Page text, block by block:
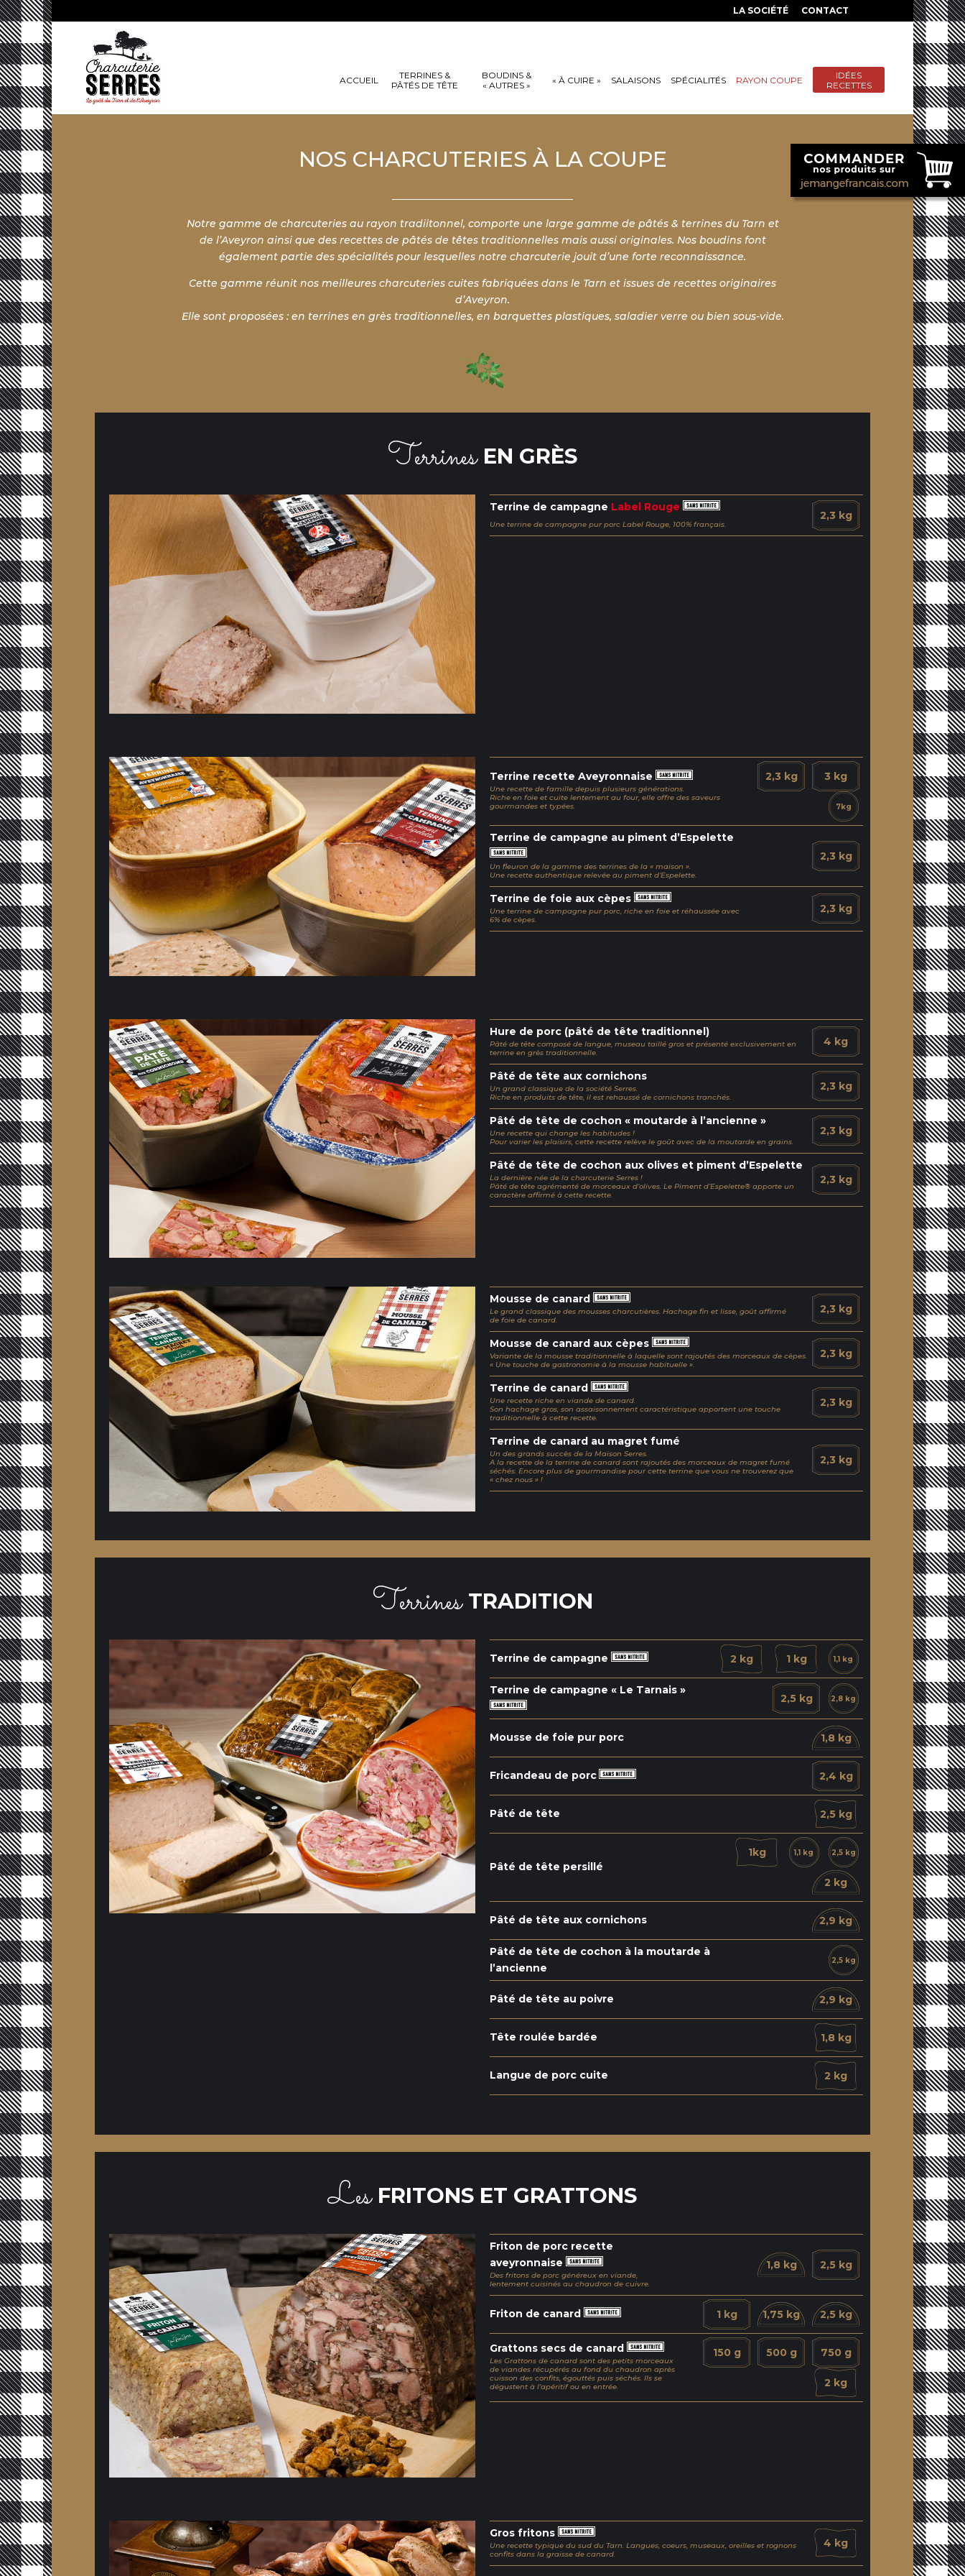
LA SOCIÉTÉ CONTACT
ACCUEIL
TERRINES &
PÂTÉS DE TÊTE
BOUDINS &
« AUTRES »
« À CUIRE » SALAISONS SPÉCIALITÉS RAYON COUPE
IDÉES
RECETTES
NOS CHARCUTERIES À LA COUPE
Notre gamme de charcuteries au rayon tradiitonnel, comporte une large gamme de pâtés & terrines du Tarn et
de l’Aveyron ainsi que des recettes de pâtés de têtes traditionnelles mais aussi originales. Nosboudins font
également partie des spécialités pour lesquelles notre charcuterie jouit d’une forte reconnaissance.
Cette gamme réunit nos meilleures charcuteries cuites fabriquées dans le Tarn et issues de recettes originaires
d’Aveyron.
Elle sont proposées : en terrines en grès traditionnelles, en barquettes plastiques, saladier verre ou bien sous-vide.
Terrines EN GRÈS
Terrine de campagne Label Rouge
Une terrine de campagne pur porc Label Rouge, 100% français.
2,3 kg
Terrine recette Aveyronnaise
Une recette de famille depuis plusieurs générations.
Riche en foie et cuite lentement au four, elle offre des saveurs
gourmandes et typées.
2,3 kg 3 kg
7kg
Terrine de campagne au piment d’Espelette
Un fleuron de la gamme des terrines de la « maison ».
Une recette authentique relevée au piment d’Espelette.
2,3 kg
Terrine de foie aux cèpes
Une terrine de campagne pur porc, riche en foie et réhaussée avec
6% de cèpes.
2,3 kg
Hure de porc (pâté de tête traditionnel)
Pâté de tête composé de langue, museau taillé gros et présenté exclusivement en
terrine en grès traditionnelle.
4 kg
Pâté de tête aux cornichons
Un grand classique de la société Serres.
Riche en produits de tête, il est rehaussé de cornichons tranchés.
2,3 kg
Pâté de tête de cochon « moutarde à l’ancienne »
Une recette qui change les habitudes !
Pour varier les plaisirs, cette recette relève le goût avec de la moutarde en grains.
2,3 kg
Pâté de tête de cochon aux olives et piment d’Espelette
La dernière née de la charcuterie Serres !
Pâté de tête agrémenté de morceaux d’olives. Le Piment d’Espelette® apporte un
caractère affirmé à cette recette.
2,3 kg
Mousse de canard
Le grand classique des mousses charcutières. Hachage fin et lisse, goût affirmé
de foie de canard.
2,3 kg
Mousse de canard aux cèpes
Variante de la mousse traditionnelle à laquelle sont rajoutés des morceaux de cèpes.
« Une touche de gastronomie à la mousse habituelle ».
2,3 kg
Terrine de canard
Une recette riche en viande de canard.
Son hachage gros, son assaisonnement caractéristique apportent une touche
traditionnelle à cette recette.
2,3 kg
Terrine de canard au magret fumé
Un des grands succès de la Maison Serres.
A la recette de la terrine de canard sont rajoutés des morceaux de magret fumé
séchés. Encore plus de gourmandise pour cette terrine que vous ne trouverez que
« chez nous » !
2,3 kg
Terrines TRADITION
Terrine de campagne 2 kg 1 kg 1,1 kg
Terrine de campagne « Le Tarnais »
2,5 kg 2,8 kg
Mousse de foie pur porc 1,8 kg
Fricandeau de porc 2,4 kg
Pâté de tête 2,5 kg
Pâté de tête persillé
1kg 1,1 kg 2,5 kg
2 kg
Pâté de tête aux cornichons 2,9 kg
Pâté de tête de cochon à la moutarde à
l’ancienne
2,5 kg
Pâté de tête au poivre 2,9 kg
Tête roulée bardée 1,8 kg
Langue de porc cuite 2 kg
Les FRITONS ET GRATTONS
Friton de porc recette
aveyronnaise
Des fritons de porc généreux en viande,
lentement cuisinés au chaudron de cuivre.
1,8 kg 2,5 kg
Friton de canard 1 kg 1,75 kg 2,5 kg
Grattons secs de canard
Les Grattons de canard sont des petits morceaux
de viandes récupérés au fond du chaudron après
cuisson des confits, égouttés puis séchés. Ils se
dégustent à l’apéritif ou en entrée.
150 g 500 g 750 g
2 kg
Gros fritons
Une recette typique du sud du Tarn. Langues, coeurs, museaux, oreilles et rognons
confits dans la graisse de canard.
4 kg